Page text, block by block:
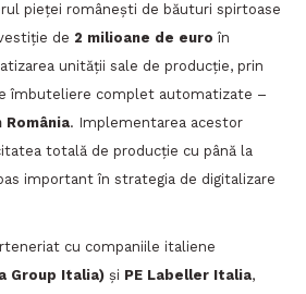
pieței românești de băuturi spirtoase
de 2 milioane de euro în
unității sale de producție, prin
îmbuteliere complet automatizate –
. Implementarea acestor
totală de producție cu până la
important în strategia de digitalizare
cu companiile italiene
Group Italia) și PE Labeller Italia,